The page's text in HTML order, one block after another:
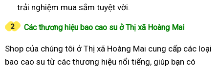
trải nghiệm mua sắm tuyệt vời.
Các thương hiệu bao cao su ở Thị xã Hoàng Mai
Shop của chúng tôi ở Thị xã Hoàng Mai cung cấp các loại
bao cao su từ các thương hiệu nổi tiếng, giúp bạn có